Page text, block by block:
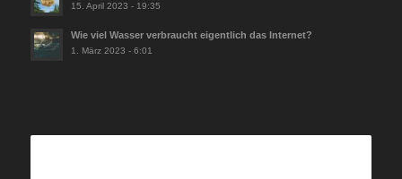
15. April 2023 - 19:35
Wie viel Wasser verbraucht eigentlich das Internet?
1. März 2023 - 6:01